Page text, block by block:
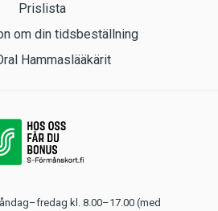
Prislista
om din tidsbeställning
Hammaslääkärit
kl. 8.00–17.00 (med